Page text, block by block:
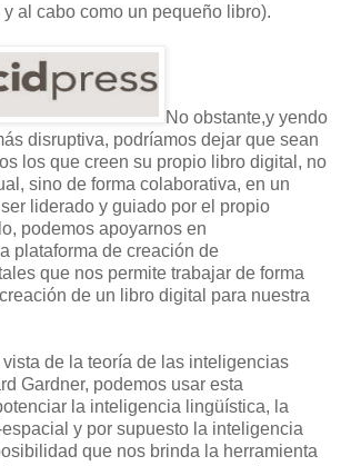
al cabo como un pequeño libro).
No obstante,y yendo
disruptiva, podríamos dejar que sean
los que creen su propio libro digital, no
sino de forma colaborativa, en un
liderado y guiado por el propio
podemos apoyarnos en
plataforma de creación de
que nos permite trabajar de forma
de un libro digital para nuestra
de la teoría de las inteligencias
Gardner, podemos usar esta
la inteligencia lingüística, la
y por supuesto la inteligencia
que nos brinda la herramienta